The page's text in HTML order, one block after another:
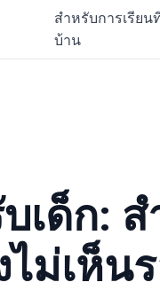
สำหรับการเรียน
บ้าน
เด็ก:
ม่เห็น